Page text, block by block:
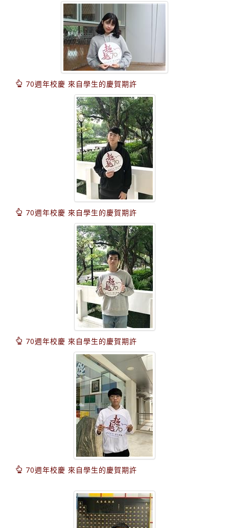
70週年校慶 來自學生的慶賀期許
70週年校慶 來自學生的慶賀期許
70週年校慶 來自學生的慶賀期許
70週年校慶 來自學生的慶賀期許